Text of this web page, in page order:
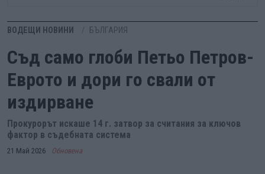
ВОДЕЩИ НОВИНИ БЪЛГАРИЯ
Съд само глоби Петьо Петров-
Еврото и дори го свали от
издирване
Прокурорът искаше 14 г. затвор за считания за ключов
фактор в съдебната система
21 Май 2026 Обновена